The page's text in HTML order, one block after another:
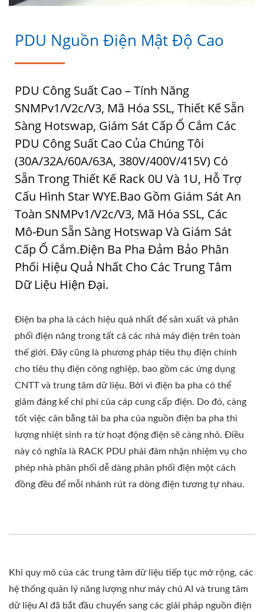
PDU Nguồn Điện Mật Độ Cao
PDU Công Suất Cao – Tính Năng
SNMPv1/v2c/v3, Mã Hóa SSL, Thiết Kế Sẵn
Sàng Hotswap, Giám Sát Cấp Ổ Cắm Các
PDU Công Suất Cao Của Chúng Tôi
(30A/32A/60A/63A, 380V/400V/415V) Có
Sẵn Trong Thiết Kế Rack 0U Và 1U, Hỗ Trợ
Cấu Hình Star WYE.Bao Gồm Giám Sát An
Toàn SNMPv1/v2c/v3, Mã Hóa SSL, Các
Mô-Đun Sẵn Sàng Hotswap Và Giám Sát
Cấp Ổ Cắm.Điện Ba Pha Đảm Bảo Phân
Phối Hiệu Quả Nhất Cho Các Trung Tâm
Dữ Liệu Hiện Đại.
Điện ba pha là cách hiệu quả nhất để sản xuất và phân
phối điện năng trong tất cả các nhà máy điện trên toàn
thế giới. Đây cũng là phương pháp tiêu thụ điện chính
cho tiêu thụ điện công nghiệp, bao gồm các ứng dụng
CNTT và trung tâm dữ liệu. Bởi vì điện ba pha có thể
giảm đáng kể chi phí của cáp cung cấp điện. Do đó, càng
tốt việc cân bằng tải ba pha của nguồn điện ba pha thì
lượng nhiệt sinh ra từ hoạt động điện sẽ càng nhỏ. Điều
này có nghĩa là RACK PDU phải đảm nhận nhiệm vụ cho
phép nhà phân phối dễ dàng phân phối điện một cách
đồng đều để mỗi nhánh rút ra dòng điện tương tự nhau.
Khi quy mô của các trung tâm dữ liệu tiếp tục mở rộng, các
hệ thống quản lý năng lượng như máy chủ AI và trung tâm
dữ liệu AI đã bắt đầu chuyển sang các giải pháp nguồn điện